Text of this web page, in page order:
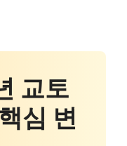
교토
심 변